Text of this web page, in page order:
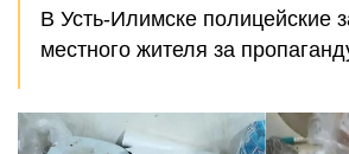
В Усть-Илимске полицейские
местного жителя за